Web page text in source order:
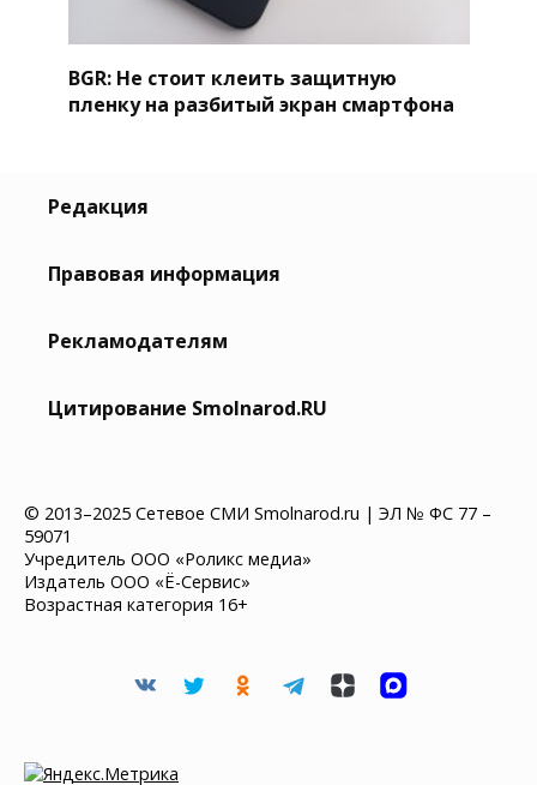
BGR: Не стоит клеить защитную
пленку на разбитый экран смартфона
Редакция
Правовая информация
Рекламодателям
Цитирование Smolnarod.RU
© 2013–2025 Сетевое СМИ Smolnarod.ru | ЭЛ № ФС 77 –
59071
Учредитель ООО «Роликс медиа»
Издатель ООО «Ё-Сервис»
Возрастная категория 16+